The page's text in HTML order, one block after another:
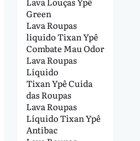
Green
Lava Roupas
líquido Tixan Ypê
Combate Mau Odor
Lava Roupas
Líquido
Tixan Ypê Cuida
das Roupas
Lava Roupas
Líquido Tixan Ypê
Antibac